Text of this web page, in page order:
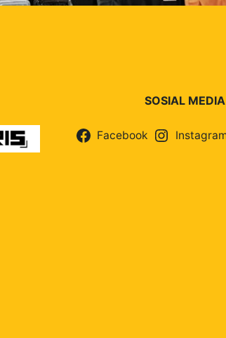
SOSIAL MEDIA
Facebook